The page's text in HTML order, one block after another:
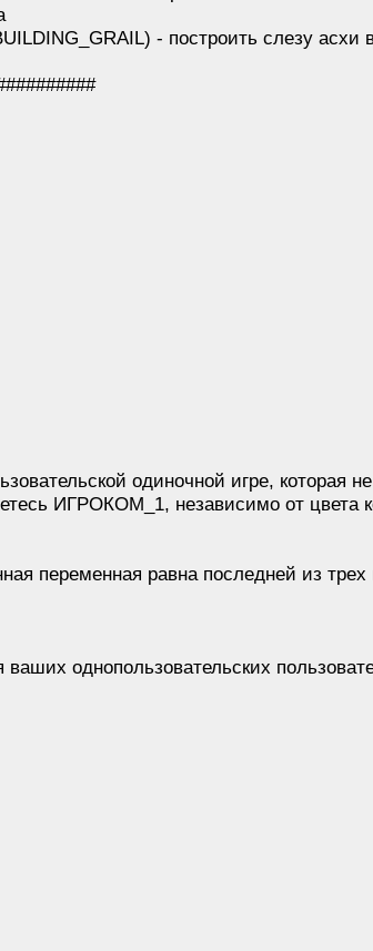
- построить слезу асхи
одиночной игре, которая
ИГРОКОМ_1, независимо от цвета
переменная равна последней из трех
однопользовательских